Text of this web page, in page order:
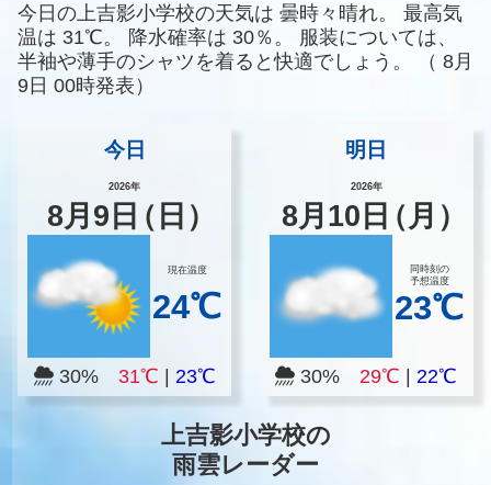
今日の上吉影小学校の天気は 曇時々晴れ。
最高気
温は 31℃。 降水確率は 30％。
服装については、
半袖や薄手のシャツを着ると快適でしょう。
（ 8月
9日 00時発表）
今日
2026年
8月 9 日（日）
現在温度
24℃
30% 31℃ 23℃
明日
2026年
8月 10 日（月）
同時刻の
予想温度
23℃
30%29℃ |22℃
上吉影小学校の
雨雲レーダー